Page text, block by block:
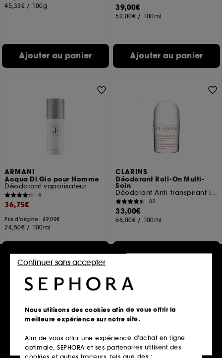
45,33€ / 100g
Ajouter au panier
39,00€
52,00€ / 100ml
Ajouter au panier
ARMANI
Acqua Di Gio pour Homme
Déodorant vaporisateur
4
36,75€
Prix d'origine : 49,00€
24,50€ / 100ml
Ajouter au panier
CLARINS
Déodorant Roll-On Multi-
Soin
Déodorant Anti-transpirant longue durée
82
33,00€
66,00€ / 100ml
Ajouter au panier
Nous utilisons des cookies afin de vous offrir la
meilleure expérience sur notre site.
Afin de vous offrir une expérience d’achat en ligne
optimale, SEPHORA et ses partenaires utilisent des
cookies et autres traceurs, tels que des :
Continuer sans accepter